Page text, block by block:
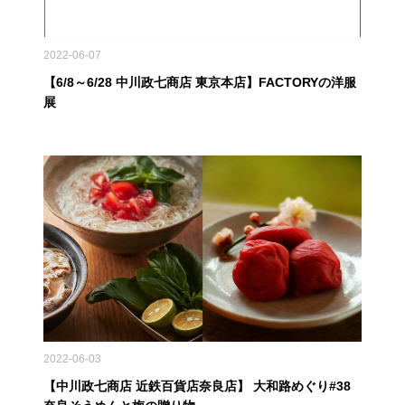
2022-06-07
【6/8～6/28 中川政七商店 東京本店】FACTORYの洋服
展
2022-06-03
【中川政七商店 近鉄百貨店奈良店】 大和路めぐり#38